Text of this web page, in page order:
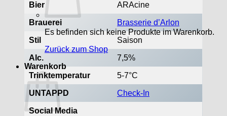
Es befinden sich keine Produkte im Warenkorb.
Zurück zum Shop
Warenkorb
Bier ARAcine
Brauerei Brasserie d’Arlon
Stil Saison
Alc. 7,5%
Trinktemperatur 5-7°C
UNTAPPD Check-In
Social Media